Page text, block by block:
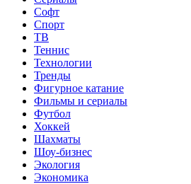
Софт
Спорт
ТВ
Теннис
Технологии
Тренды
Фигурное катание
Фильмы и сериалы
Футбол
Хоккей
Шахматы
Шоу-бизнес
Экология
Экономика